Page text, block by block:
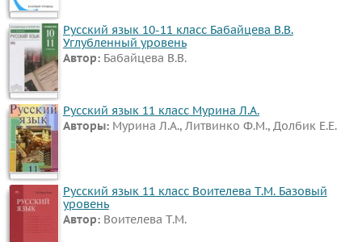
Русский язык 10-11 класс Бабайцева В.В.
Углубленный уровень
Автор: Бабайцева В.В.
Русский язык 11 класс Мурина Л.А.
Авторы: Мурина Л.А., Литвинко Ф.М., Долбик Е.Е.
Русский язык 11 класс Воителева Т.М. Базовый
уровень
Автор: Воителева Т.М.